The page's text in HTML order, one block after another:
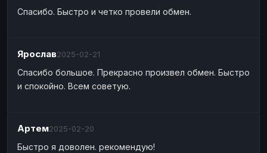
Спасибо. Быстро и четко провели обмен.
Ярослав2025-02-21
Спасибо большое. Прекрасно произвел обмен. Быстро
и спокойно. Всем советую.
Артем2025-02-20
Быстро я доволен. рекомендую!